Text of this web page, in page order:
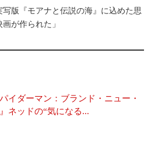
写版『モアナと伝説の海』に込めた思
が作られた」
パイダーマン：ブランド・ニュー・
ネッドの“気になる...